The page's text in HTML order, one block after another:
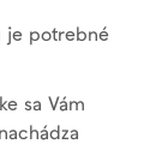
je potrebné
sa Vám